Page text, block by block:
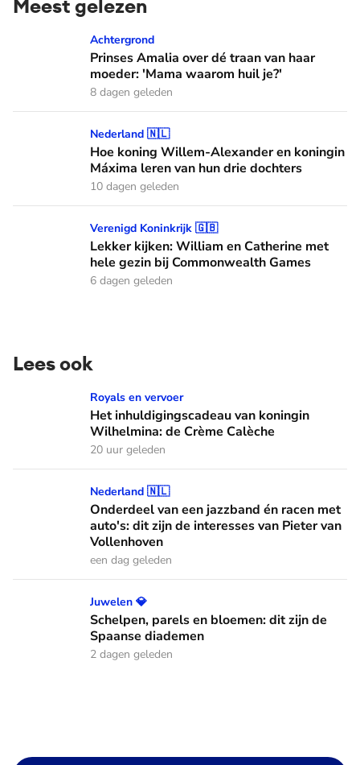
Meest gelezen
Prinses Amalia over dé traan van haar moeder: 'Mama
Achtergrond
Prinses Amalia over dé traan van haar
moeder: 'Mama waarom huil je?'
8 dagen geleden
Hoe koning Willem-Alexander en koningin Máxima leren
Nederland 🇳🇱
Hoe koning Willem-Alexander en koningin
Máxima leren van hun drie dochters
10 dagen geleden
Lekker kijken: William en Catherine met hele gezin bij
Verenigd Koninkrijk 🇬🇧
Lekker kijken: William en Catherine met
hele gezin bij Commonwealth Games
6 dagen geleden
Lees ook
Het inhuldigingscadeau van koningin Wilhelmina: de
Royals en vervoer
Het inhuldigingscadeau van koningin
Wilhelmina: de Crème Calèche
20 uur geleden
Onderdeel van een jazzband én racen met auto's: dit zijn
Nederland 🇳🇱
Onderdeel van een jazzband én racen met
auto's: dit zijn de interesses van Pieter van
Vollenhoven
een dag geleden
Schelpen, parels en bloemen: dit zijn de Spaanse diademen
Juwelen 💎
Schelpen, parels en bloemen: dit zijn de
Spaanse diademen
2 dagen geleden